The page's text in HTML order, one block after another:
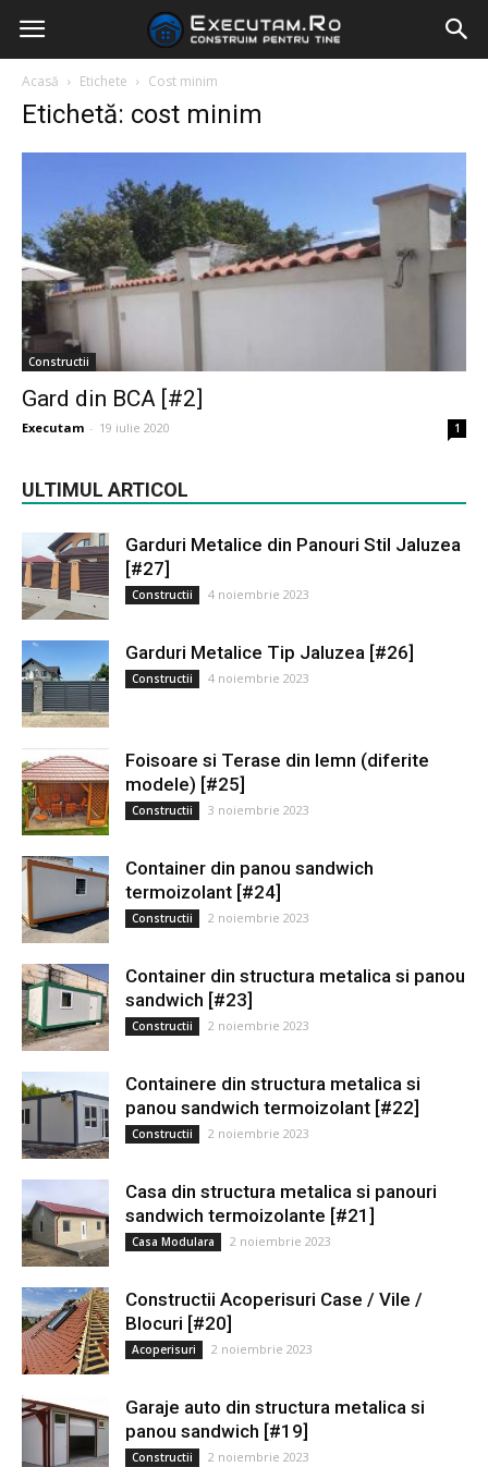
Acasă Etichete Cost minim
Etichetă: cost minim
Constructii
Gard din BCA [#2]
Executam - 19 iulie 2020 1
ULTIMUL ARTICOL
Garduri Metalice din Panouri Stil Jaluzea
[#27]
Constructii 4 noiembrie 2023
Garduri Metalice Tip Jaluzea [#26]
Constructii 4 noiembrie 2023
Foisoare si Terase din lemn (diferite
modele) [#25]
Constructii 3 noiembrie 2023
Container din panou sandwich
termoizolant [#24]
Constructii 2 noiembrie 2023
Container din structura metalica si panou
sandwich [#23]
Constructii 2 noiembrie 2023
Containere din structura metalica si
panou sandwich termoizolant [#22]
Constructii 2 noiembrie 2023
Casa din structura metalica si panouri
sandwich termoizolante [#21]
Casa Modulara 2 noiembrie 2023
Constructii Acoperisuri Case / Vile /
Blocuri [#20]
Acoperisuri 2 noiembrie 2023
Garaje auto din structura metalica si
panou sandwich [#19]
Constructii 2 noiembrie 2023